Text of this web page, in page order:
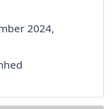
2024,